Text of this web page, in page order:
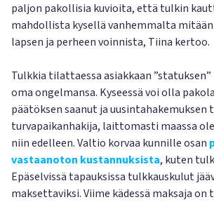
paljon pakollisia kuvioita, että tulkin
mahdollista kysellä vanhemmalta
lapsen ja perheen voinnista, Tiina kertoo.
Tulkkia tilattaessa asiakkaan
oma ongelmansa. Kyseessä voi olla
päätöksen saanut ja uusintahakemuksen
turvapaikanhakija, laittomasti maassa
niin edelleen. Valtio korvaa kunnille osan
vastaanoton kustannuksista, kuten
Epäselvissä tapauksissa tulkkauskulut
maksettaviksi. Viime kädessä maksaja on